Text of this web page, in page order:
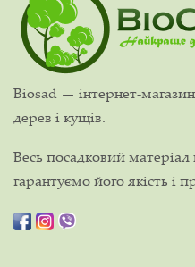
Biosad — інтернет-
дерев і кущів.
Весь посадковий
гарантуємо його якість і